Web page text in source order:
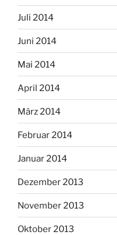
Juli 2014
Juni 2014
Mai 2014
April 2014
März 2014
Februar 2014
Januar 2014
Dezember 2013
November 2013
Oktober 2013